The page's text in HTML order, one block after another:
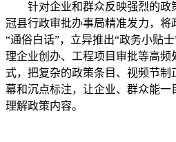
针对企业和群众反映强烈的政策
冠县行政审批办事局精准发力，将
“通俗白话”，立异推出“政务小贴
理企业创办、工程项目审批等高频
式，把复杂的政策条目、视频节制
幕和沉点标注，让企业、群众能
理解政策内容。